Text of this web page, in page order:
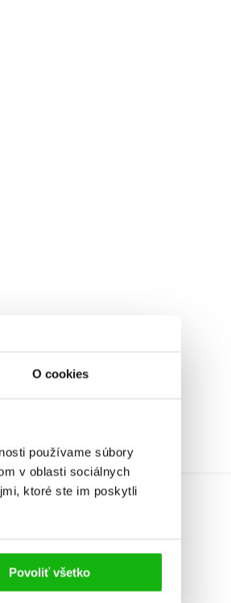
O cookies
používame súbory
v oblasti sociálnych
ktoré ste im poskytli
Povoliť všetko